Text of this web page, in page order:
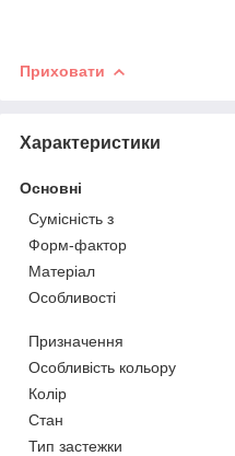
Приховати
Характеристики
Основні
Сумісність з
Форм-фактор
Матеріал
Особливості
Призначення
Особливість кольору
Колір
Стан
Тип застежки